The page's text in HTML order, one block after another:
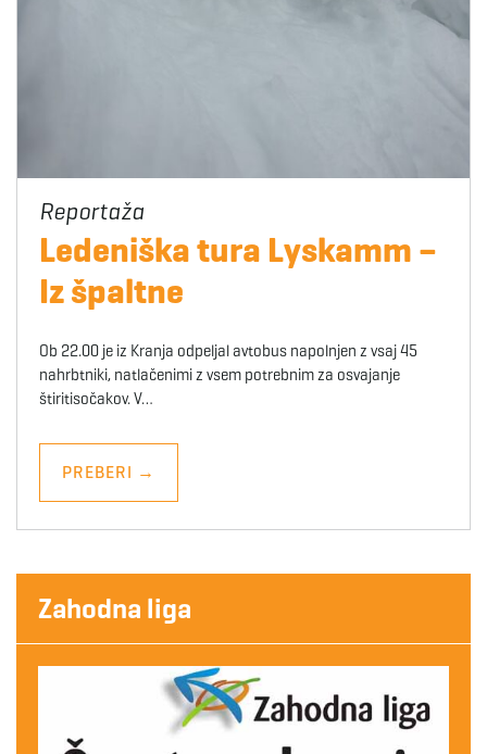
Ledeniška tura Lyskamm –
Iz špaltne
Ob 22.00 je iz Kranja odpeljal avtobus napolnjen z vsaj 45
nahrbtniki, natlačenimi z vsem potrebnim za osvajanje
štiritisočakov. V…
PREBERI →
Zahodna liga